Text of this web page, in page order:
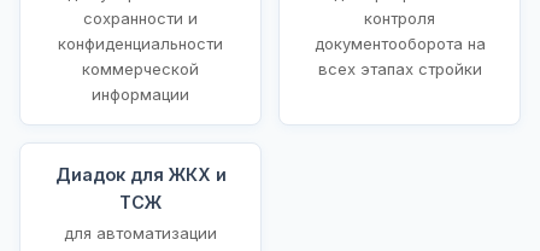
сохранности и
конфиденциальности
коммерческой
информации
контроля
документооборота на
всех этапах стройки
Диадок для ЖКХ и
ТСЖ
для автоматизации